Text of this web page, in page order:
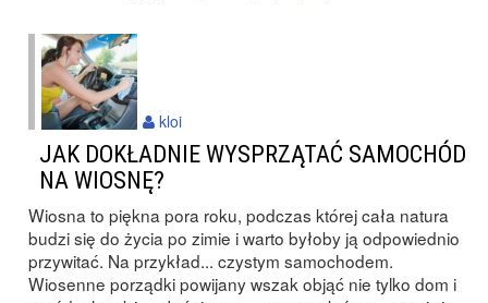
JAK DOKŁADNIE WYSPRZĄTAĆ SAMOCHÓD
NA WIOSNĘ?
Wiosna to piękna pora roku, podczas której cała natura
budzi się do życia po zimie i warto byłoby ją odpowiednio
przywitać. Na przykład... czystym samochodem.
Wiosenne porządki powijany wszak objąć nie tylko dom i
kloi